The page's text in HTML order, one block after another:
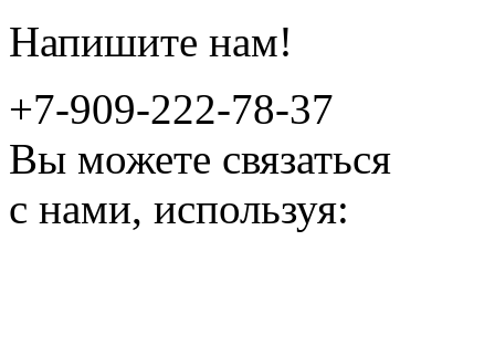
Напишите нам!
+7-909-222-78-37
Вы можете связаться
с нами, используя: